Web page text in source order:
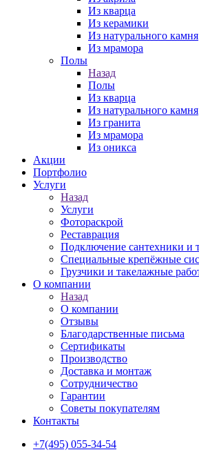
Из кварца
Из керамики
Из натурального камня
Из мрамора
Полы
Назад
Полы
Из кварца
Из натурального камня
Из гранита
Из мрамора
Из оникса
Акции
Портфолио
Услуги
Назад
Услуги
Фотораскрой
Реставрация
Подключение сантехники и
Специальные крепёжные
Грузчики и такелажные
О компании
Назад
О компании
Отзывы
Благодарственные письма
Сертификаты
Производство
Доставка и монтаж
Сотрудничество
Гарантии
Советы покупателям
Контакты
+7(495) 055-34-54